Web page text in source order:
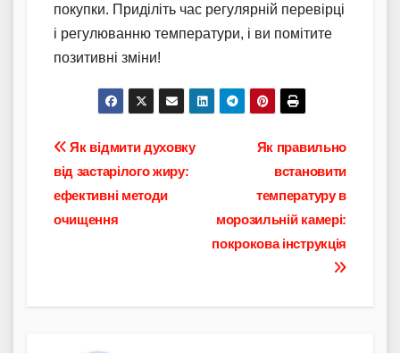
покупки. Приділіть час регулярній перевірці
і регулюванню температури, і ви помітите
позитивні зміни!
Навігація
записів
Як правильно
встановити
температуру в
морозильній камері:
покрокова інструкція
Як відмити духовку
від застарілого жиру:
ефективні методи
очищення